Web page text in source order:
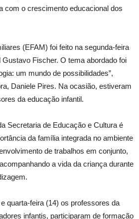
com o crescimento educacional dos
(EFAM) foi feito na segunda-feira
Gustavo Fischer. O tema abordado foi
um mundo de possibilidades”,
Daniele Pires. Na ocasião, estiveram
da educação infantil.
Secretaria de Educação e Cultura é
da família integrada no ambiente
de trabalhos em conjunto,
a vida da criança durante
quarta-feira (14) os professores da
infantis, participaram de formação